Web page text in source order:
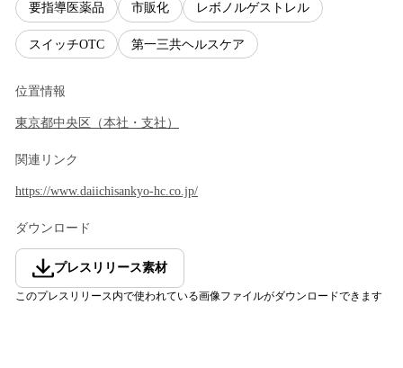
要指導医薬品 市販化 レボノルゲストレル
スイッチOTC 第一三共ヘルスケア
位置情報
東京都中央区 （本社・支社 ）
関連リンク
https://www.daiichisankyo-hc.co.jp/
ダウンロード
プレスリリース素材
このプレスリリース内で使われている画像ファイルがダウンロードできます